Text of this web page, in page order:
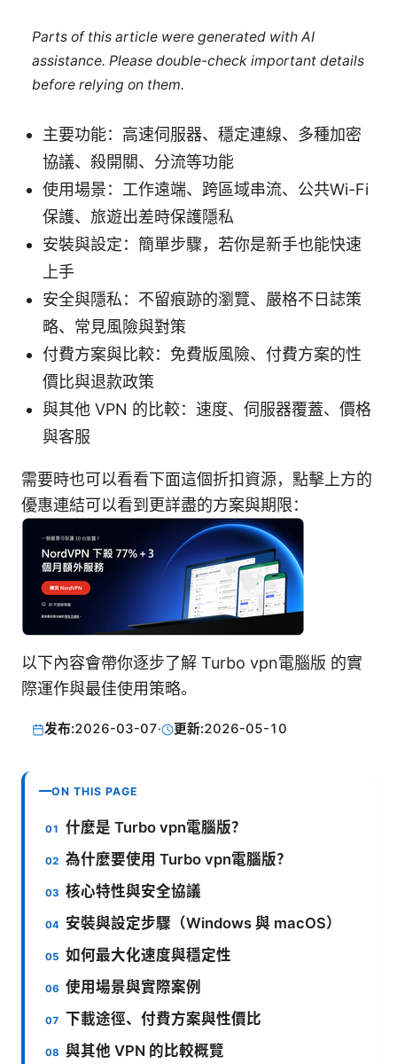
Parts of this article were generated with AI
assistance. Please double-check important details
before relying on them.
主要功能：高速伺服器、穩定連線、多種加密
協議、殺開關、分流等功能
使用場景：工作遠端、跨區域串流、公共Wi-Fi
保護、旅遊出差時保護隱私
安裝與設定：簡單步驟，若你是新手也能快速
上手
安全與隱私：不留痕跡的瀏覽、嚴格不日誌策
略、常見風險與對策
付費方案與比較：免費版風險、付費方案的性
價比與退款政策
與其他 VPN 的比較：速度、伺服器覆蓋、價格
與客服
需要時也可以看看下面這個折扣資源，點擊上方的
優惠連結可以看到更詳盡的方案與期限：
以下內容會帶你逐步了解 Turbo vpn電腦版 的實
際運作與最佳使用策略。
发布:2026-03-07· 更新:2026-05-10
ON THIS PAGE
什麼是 Turbo vpn電腦版？
為什麼要使用 Turbo vpn電腦版？
核心特性與安全協議
安裝與設定步驟（Windows 與 macOS）
如何最大化速度與穩定性
使用場景與實際案例
下載途徑、付費方案與性價比
與其他 VPN 的比較概覽